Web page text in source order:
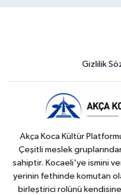
Gizlilik
Akça Koca Kültür
Çeşitli meslek
sahiptir. Kocaeli'ye ismini
yerinin fethinde komutan
birleştirici rolünü